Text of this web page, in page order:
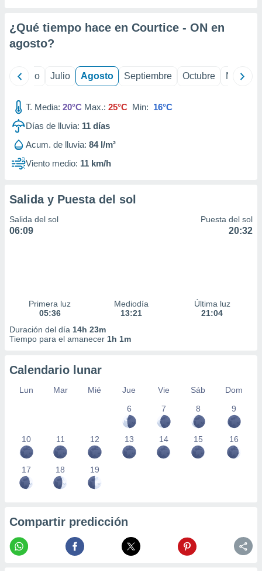
e
mediante
publicidad
publicidad
de
1199
¿Qué tiempo hace en Courtice - ON en
agosto?
Junio Julio Agosto Septiembre Octubre
T. Media: 20°C Max.: 25°C Min: 16°C
Días de lluvia: 11 días
Acum. de lluvia: 84 l/m²
Viento medio: 11 km/h
Salida y Puesta del sol
Salida del sol
06:09
Puesta del sol
20:32
Primera luz
05:36
Mediodía
13:21
Última luz
21:04
Duración del día 14h 23m
Tiempo para el amanecer 1h 1m
Calendario lunar
Lun Mar Mié Jue Vie Sáb
Dom
6
7 8 9
10 11 12 13 14 15 16
17 18 19
Compartir predicción